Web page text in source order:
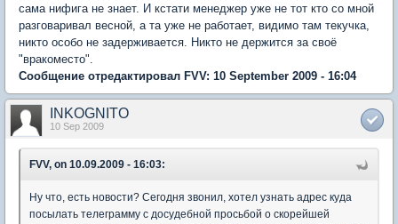
сама нифига не знает. И кстати менеджер уже не тот кто со мной
разговаривал весной, а та уже не работает, видимо там текучка,
никто особо не задерживается. Никто не держится за своё
"вракоместо".
Сообщение отредактировал FVV: 10 September 2009 - 16:04
INKOGNITO
10 Sep 2009
FVV, on 10.09.2009 - 16:03:
Ну что, есть новости? Сегодня звонил, хотел узнать адрес куда
посылать телеграмму с досудебной просьбой о скорейшей